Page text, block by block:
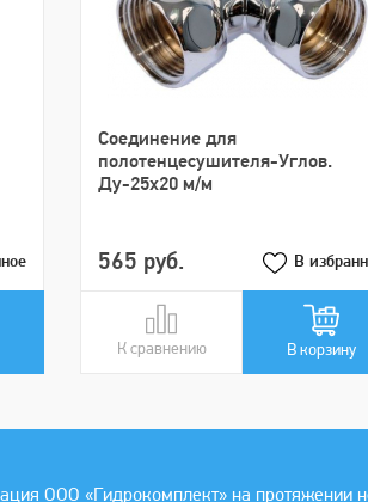
Cоединение для
полотенцесушителя-Углов.
Ду-25х20 м/м
565 руб. В
К сравнению
В сравнении В корзину
ООО «Гидрокомплект» на протяжении